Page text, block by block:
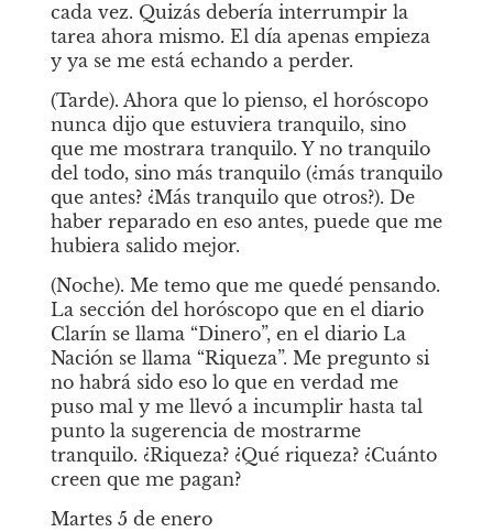
cada vez. Quizás debería interrumpir la
tarea ahora mismo. El día apenas empieza
y ya se me está echando a perder.
(Tarde). Ahora que lo pienso, el horóscopo
nunca dijo que estuviera tranquilo, sino
que me mostrara tranquilo. Y no tranquilo
del todo, sino más tranquilo (¿más tranquilo
que antes? ¿Más tranquilo que otros?). De
haber reparado en eso antes, puede que me
hubiera salido mejor.
(Noche). Me temo que me quedé pensando.
La sección del horóscopo que en el diario
Clarín se llama “Dinero”, en el diario La
Nación se llama “Riqueza”. Me pregunto si
no habrá sido eso lo que en verdad me
puso mal y me llevó a incumplir hasta tal
punto la sugerencia de mostrarme
tranquilo. ¿Riqueza? ¿Qué riqueza? ¿Cuánto
creen que me pagan?
Martes 5 de enero